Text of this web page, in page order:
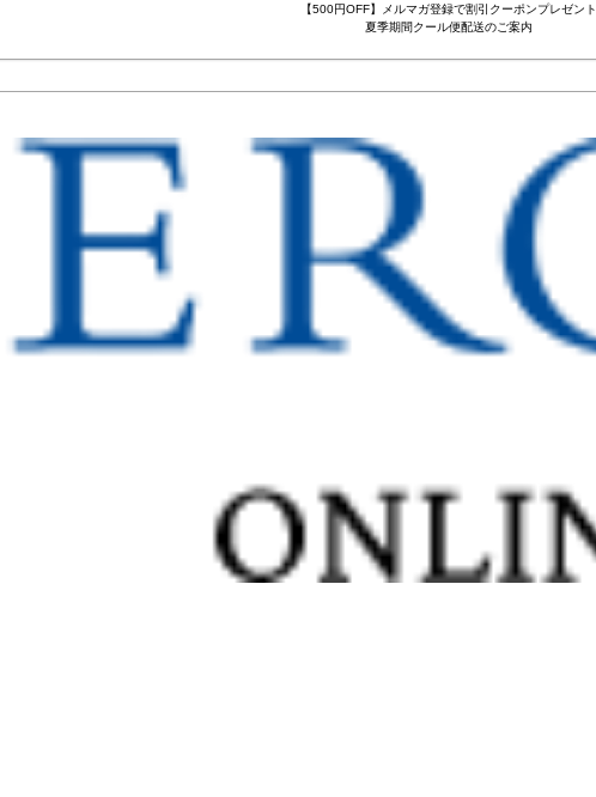
【500円OFF】メルマガ登録で割引クーポンプレゼント
夏季期間クール便配送のご案内